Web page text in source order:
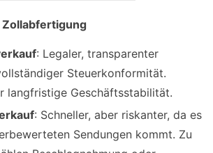
: Legaler, transparenter
Steuerkonformität.
langfristige Geschäftsstabilität.
: Schneller, aber riskanter, da es
Sendungen kommt. Zu